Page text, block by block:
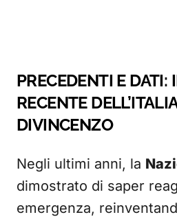
PRECEDENTI E
RECENTE
DIVINCENZO
Negli ultimi anni, la
dimostrato di saper
emergenza,